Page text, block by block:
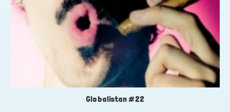
Globalistan #22